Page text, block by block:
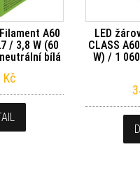
A60
/ 3,8 W (60
bílá
Kč
LED
CLASS
W) / 1